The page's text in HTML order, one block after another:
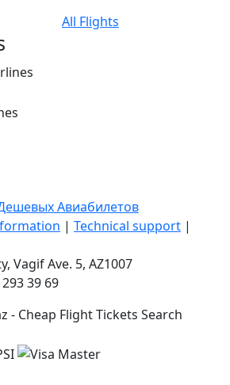
All Flights
| Technical support |
Vagif Ave. 5, AZ1007
39 69
- Cheap Flight Tickets Search